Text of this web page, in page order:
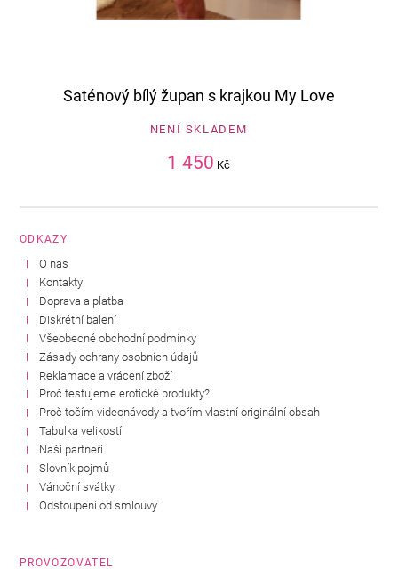
Saténový bílý župan s krajkou My Love
NENÍ SKLADEM
1 450 Kč
ODKAZY
O nás
Kontakty
Doprava a platba
Diskrétní balení
Všeobecné obchodní podmínky
Zásady ochrany osobních údajů
Reklamace a vrácení zboží
Proč testujeme erotické produkty?
Proč točím videonávody a tvořím vlastní originální obsah
Tabulka velikostí
Naši partneři
Slovník pojmů
Vánoční svátky
Odstoupení od smlouvy
PROVOZOVATEL